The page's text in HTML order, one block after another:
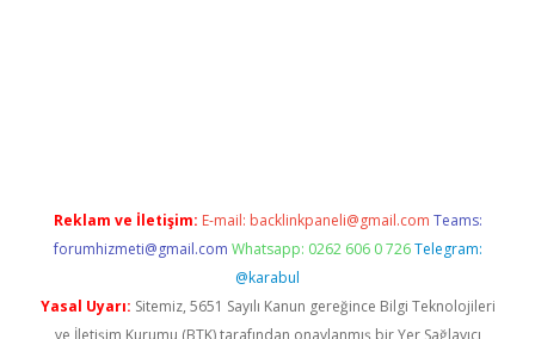
Reklam ve İletişim: E-mail: backlinkpaneli@gmail.com Teams:
forumhizmeti@gmail.com Whatsapp: 0262 606 0 726 Telegram:
@karabul
Yasal Uyarı: Sitemiz, 5651 Sayılı Kanun gereğince Bilgi Teknolojileri
ve İletişim Kurumu (BTK) tarafından onaylanmış bir Yer Sağlayıcı